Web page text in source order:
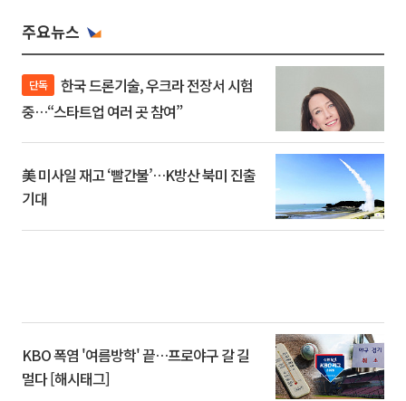
주요뉴스
단독
중…“스타트업 여러 곳 참여”
美 미사일 재고 ‘빨간불’…K방산 북미 진출
기대
KBO 폭염 '여름방학' 끝…프로야구 갈 길
멀다 [해시태그]